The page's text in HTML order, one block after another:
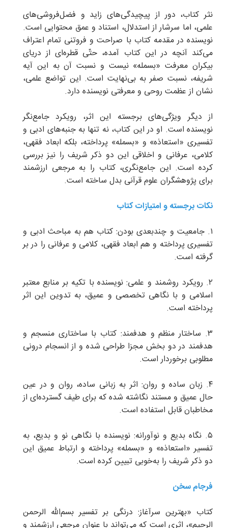
نثر کتاب، دور از پیچیدگی‌های زاید و فضل‌فروشی‌های
علمی، اما سرشار از استدلال، استناد و عمق محتوایی است.
نویسنده در مقدمه کتاب با صراحت و فروتنی تمام اعتراف
می‌کند آنچه در این کتاب آمده، حتّی قطره‌ای از دریای
بیکران معرفت «بسمله» نیست و نسبت آن به این آیه
شریفه، نسبت صفر به بی‌نهایت است. این تواضع علمی،
نشان از عظمت روحی و معرفتی نویسنده دارد.
از دیگر ویژگی‌های برجسته این اثر، رویکرد جامع‌نگر
نویسنده است. او در این کتاب، نه تنها به جنبه‌های ادبی و
تفسیری «استعاذه» و «بسمله» پرداخته، بلکه ابعاد فقهی،
کلامی، عرفانی و اخلاقی این دو ذکر شریف را نیز بررسی
کرده است. این جامع‌نگری، کتاب را به مرجعی ارزشمند
برای پژوهشگران علوم قرآنی بدل ساخته است.
نکات برجسته و امتیازات کتاب
۱. جامعیت و چندبعدی بودن: کتاب هم به مباحث ادبی و
تفسیری پرداخته و هم ابعاد فقهی، کلامی و عرفانی را در بر
گرفته است.
۲. رویکرد روشمند و علمی: نویسنده با تکیه بر منابع معتبر
اسلامی و با نگاهی تخصصی و عمیق، به تدوین این اثر
پرداخته است.
۳. ساختار منظم و هدفمند: کتاب با ساختاری منسجم و
هدفمند در دو بخش مجزا طراحی شده و از انسجام درونی
مطلوبی برخوردار است.
۴. زبان ساده و روان: اثر به زبانی ساده، روان و در عین
حال عمیق و مستند نگاشته شده که برای طیف گسترده‌ای از
مخاطبان قابل استفاده است.
۵. نگاه بدیع و نوآورانه: نویسنده با نگاهی نو و بدیع، به
تفسیر «استعاذه» و «بسمله» پرداخته و ارتباط عمیق این
دو ذکر شریف را به‌خوبی تبیین کرده است.
فرجام سخن
کتاب «بهترین سرآغاز: درنگی بر تفسیر بسم‌الله الرحمن